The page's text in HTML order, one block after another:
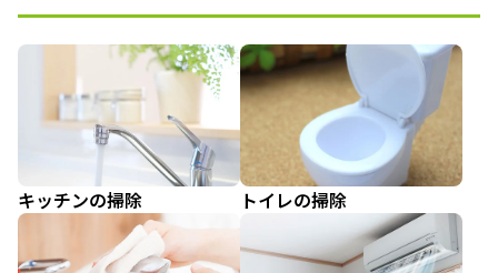
キッチンの掃除 トイレの掃除